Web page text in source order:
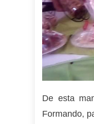
De esta
Formando,